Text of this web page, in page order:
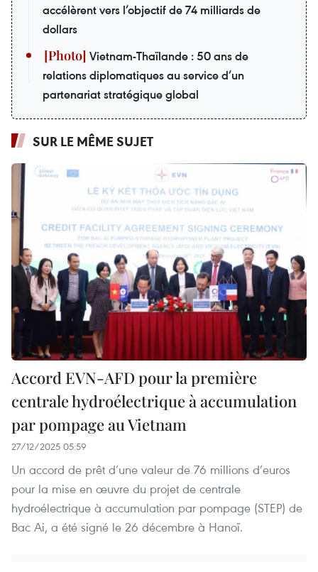
accélèrent vers l’objectif de 74 milliards de
dollars
Vietnam-Thaïlande : 50 ans de
relations diplomatiques au service d’un
partenariat stratégique global
SUR LE MÊME SUJET
Accord EVN-AFD pour la première
centrale hydroélectrique à accumulation
par pompage au Vietnam
27/12/2025 05:59
Un accord de prêt d’une valeur de 76 millions d’euros
pour la mise en œuvre du projet de centrale
hydroélectrique à accumulation par pompage (STEP) de
Bac Ai, a été signé le 26 décembre à Hanoï.